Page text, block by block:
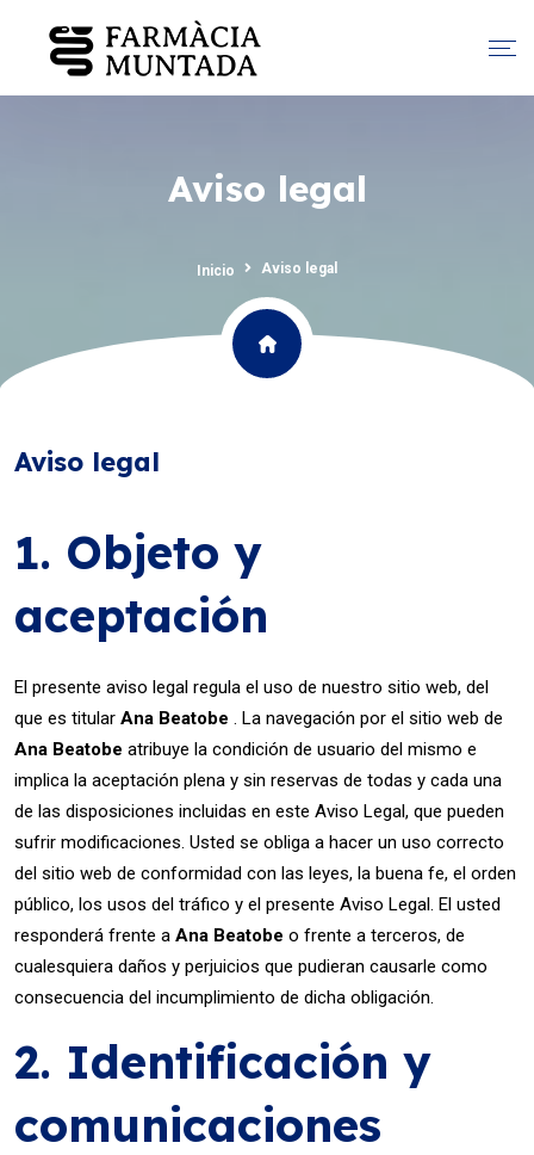
Aviso legal
Inicio Aviso legal
Aviso legal
1. Objeto y
aceptación
El presente aviso legal regula el uso de nuestro sitio web, del
que es titular Ana Beatobe . La navegación por el sitio web de
Ana Beatobe atribuye la condición de usuario del mismo e
implica la aceptación plena y sin reservas de todas y cada una
de las disposiciones incluidas en este Aviso Legal, que pueden
sufrir modificaciones. Usted se obliga a hacer un uso correcto
del sitio web de conformidad con las leyes, la buena fe, el orden
público, los usos del tráfico y el presente Aviso Legal. El usted
responderá frente a Ana Beatobe o frente a terceros, de
cualesquiera daños y perjuicios que pudieran causarle como
consecuencia del incumplimiento de dicha obligación.
2. Identificación y
comunicaciones